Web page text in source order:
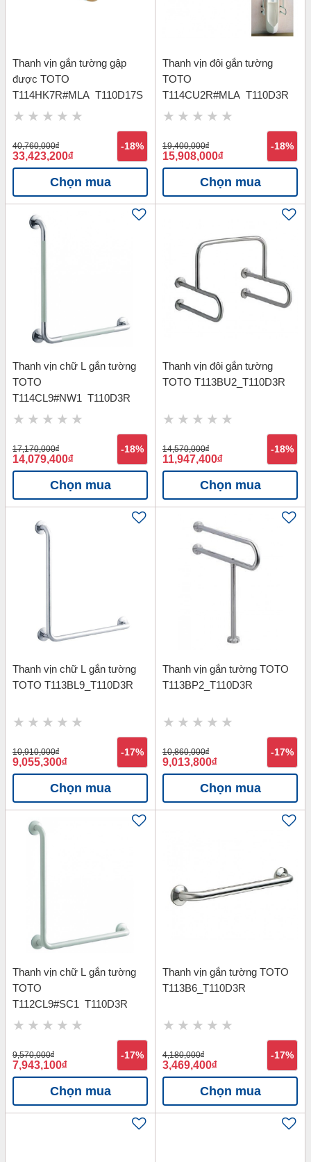
Thanh vịn gắn tường gập
được TOTO
T114HK7R#MLA_T110D17S
40,760,000đ
33,423,200đ
-18%
Chọn mua
Thanh vịn đôi gắn tường
TOTO
T114CU2R#MLA_T110D3R
19,400,000đ
15,908,000đ
-18%
Chọn mua
Thanh vịn chữ L gắn tường
TOTO
T114CL9#NW1_T110D3R
17,170,000đ
14,079,400đ
-18%
Chọn mua
Thanh vịn đôi gắn tường
TOTO T113BU2_T110D3R
14,570,000đ
11,947,400đ
-18%
Chọn mua
Thanh vịn chữ L gắn tường
TOTO T113BL9_T110D3R
10,910,000đ
9,055,300đ
-17%
Chọn mua
Thanh vịn gắn tường TOTO
T113BP2_T110D3R
10,860,000đ
9,013,800đ
-17%
Chọn mua
Thanh vịn chữ L gắn tường
TOTO
T112CL9#SC1_T110D3R
9,570,000đ
7,943,100đ
-17%
Chọn mua
Thanh vịn gắn tường TOTO
T113B6_T110D3R
4,180,000đ
3,469,400đ
-17%
Chọn mua